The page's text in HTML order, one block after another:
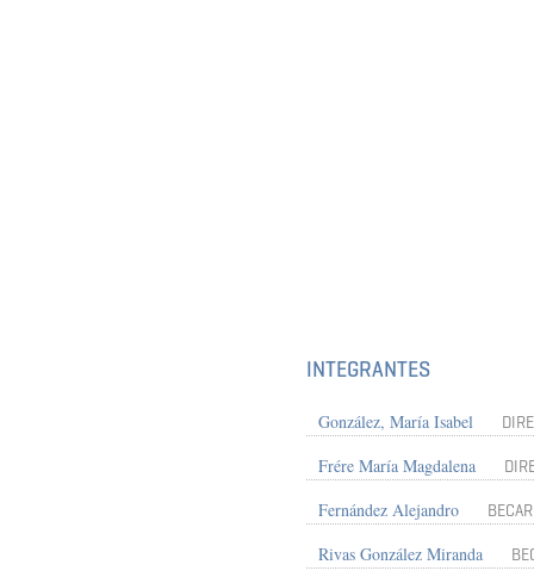
INTEGRANTES
González, María Isabel
Frére María Magdalena
Fernández Alejandro
Rivas González Miranda